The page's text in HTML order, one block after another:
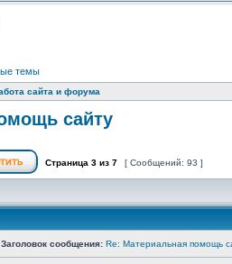
темы
сайта и форума
сайту
Страница 3 из 7 [ Сообщений: 93 ]
Заголовок сообщения: Re: Материальная помощь